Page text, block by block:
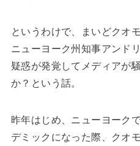
というわけで、まいどクオ
ニューヨーク州知事アンド
疑惑が発覚してメディアが
か？という話。
昨年はじめ、ニューヨーク
デミックになった際、クオ